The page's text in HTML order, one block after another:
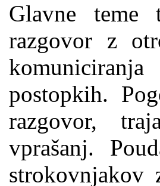
Glavne teme
razgovor z
postopkih.
razgovor,
vprašanj.